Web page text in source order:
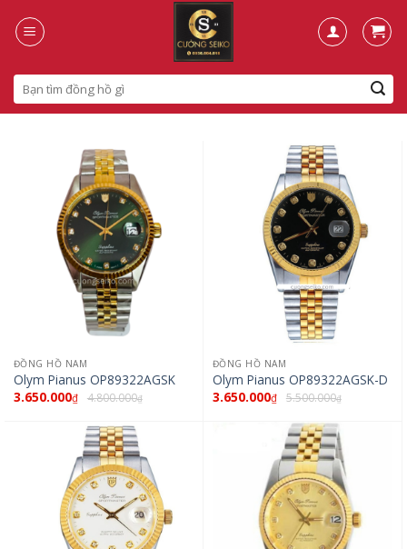
Search
for:
ĐỒNG HỒ NAM
Olym Pianus OP89322AGSK
3.650.000₫ 4.800.000₫
ĐỒNG HỒ NAM
Olym Pianus OP89322AGSK-D
3.650.000₫ 5.500.000₫